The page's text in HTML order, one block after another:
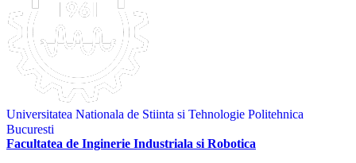
Universitatea Nationala de Stiinta si Tehnologie Politehnica
Bucuresti
Facultatea de Inginerie Industriala si Robotica